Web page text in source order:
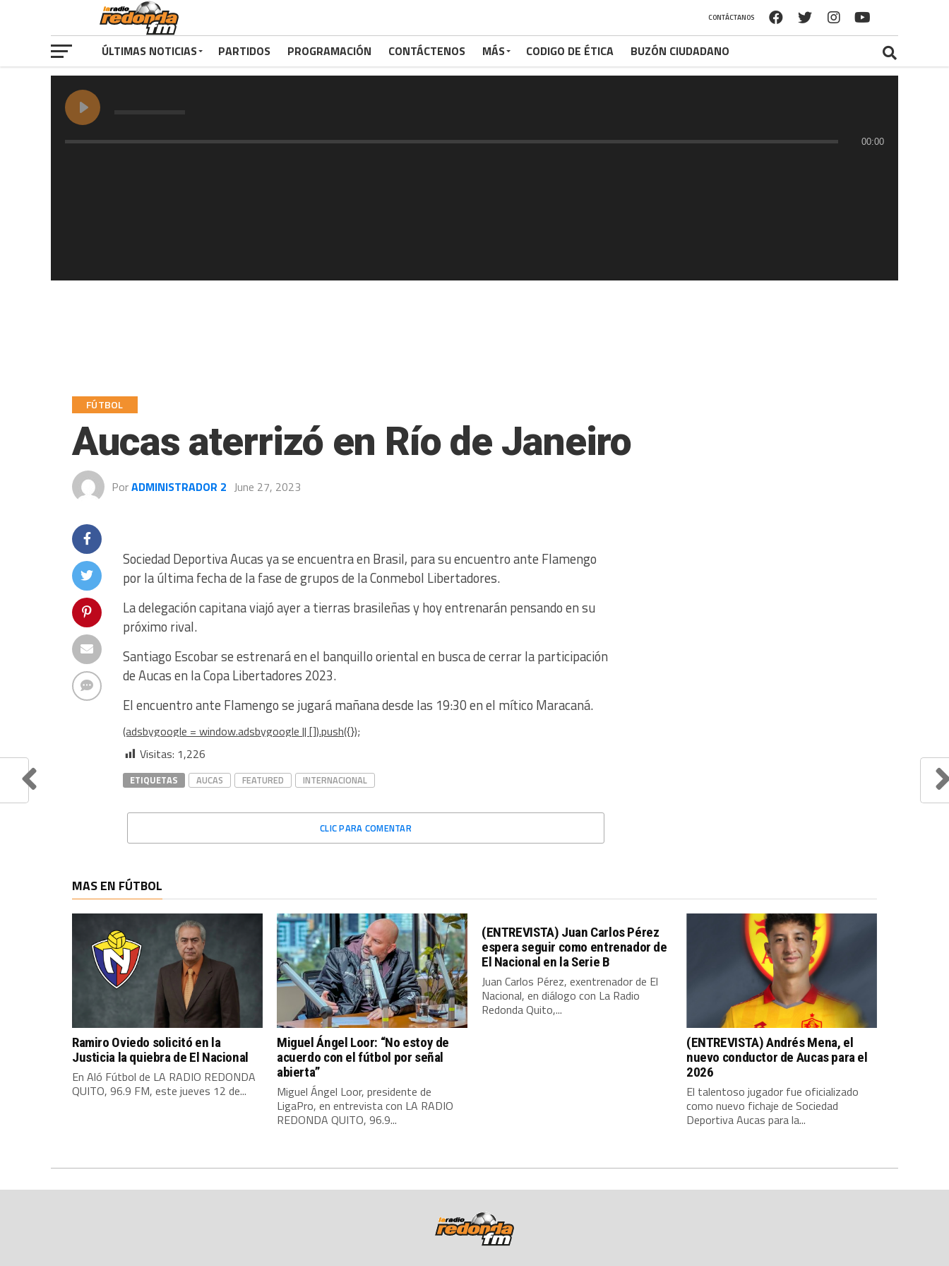
00:00
CONTÁCTANOS
ÚLTIMAS NOTICIAS PARTIDOS PROGRAMACIÓN CONTÁCTENOS MÁS CODIGO DE ÉTICA BUZÓN CIUDADANO
FÚTBOL
Aucas aterrizó en Río de Janeiro
PorADMINISTRADOR 2 June 27, 2023
Sociedad Deportiva Aucas ya se encuentra en Brasil, para su encuentro ante Flamengo
por la última fecha de la fase de grupos de la Conmebol Libertadores.
La delegación capitana viajó ayer a tierras brasileñas y hoy entrenarán pensando en su
próximo rival.
Santiago Escobar se estrenará en el banquillo oriental en busca de cerrar la participación
de Aucas en la Copa Libertadores 2023.
El encuentro ante Flamengo se jugará mañana desde las 19:30 en el mítico Maracaná.
(adsbygoogle = window.adsbygoogle || []).push({});
Visitas: 1,226
ETIQUETAS AUCAS FEATURED INTERNACIONAL
CLIC PARA COMENTAR
MAS EN FÚTBOL
Ramiro Oviedo solicitó en la
Justicia la quiebra de El Nacional
En Aló Fútbol de LA RADIO REDONDA
QUITO, 96.9 FM, este jueves 12 de...
Miguel Ángel Loor: “No estoy de
acuerdo con el fútbol por señal
abierta”
Miguel Ángel Loor, presidente de
LigaPro, en entrevista con LA RADIO
REDONDA QUITO, 96.9...
(ENTREVISTA) Juan Carlos Pérez
espera seguir como entrenador de
El Nacional en la Serie B
Juan Carlos Pérez, exentrenador de El
Nacional, en diálogo con La Radio
Redonda Quito,...
(ENTREVISTA) Andrés Mena, el
nuevo conductor de Aucas para el
2026
El talentoso jugador fue oficializado
como nuevo fichaje de Sociedad
Deportiva Aucas para la...